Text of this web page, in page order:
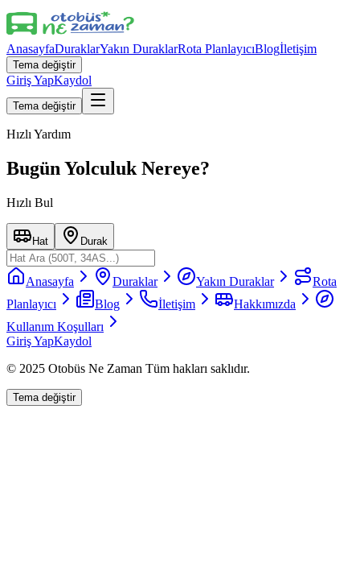
AnasayfaDuraklarYakın DuraklarRota PlanlayıcıBlogİletişim
Tema değiştir
Giriş YapKaydol
Tema değiştir
Hızlı Yardım
Bugün Yolculuk Nereye?
Hızlı Bul
Hat Durak
Anasayfa Duraklar Yakın Duraklar
Rota
Planlayıcı
Blog İletişim
Hakkımızda
Kullanım Koşulları
Giriş YapKaydol
© 2025 Otobüs Ne Zaman Tüm hakları saklıdır.
Tema değiştir